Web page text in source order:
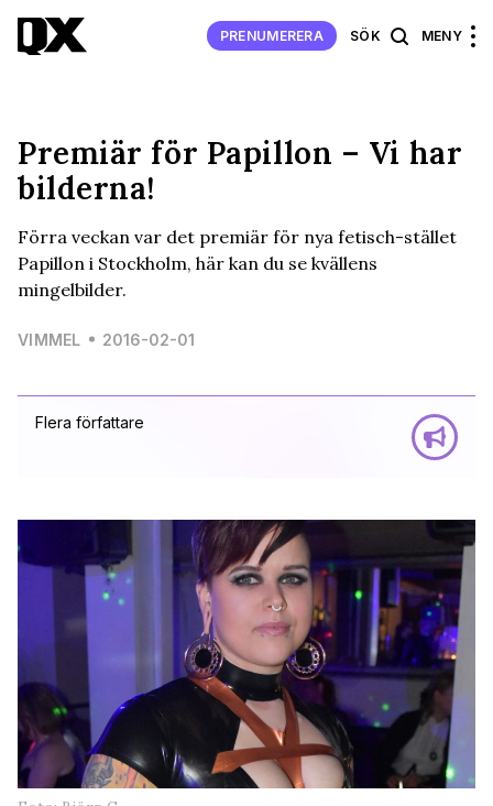
PRENUMERERA SÖK MENY
Flera författare
Premiär för Papillon – Vi har
bilderna!
Förra veckan var det premiär för nya fetisch-stället
Papillon i Stockholm, här kan du se kvällens
mingelbilder.
VIMMEL 2016-02-01